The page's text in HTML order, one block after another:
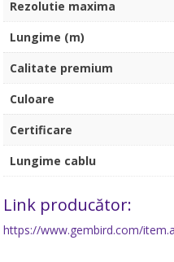
Rezolutie maxima
Lungime (m)
Calitate premium
Culoare
Certificare
Lungime cablu
Link producător:
https://www.gembird.com/